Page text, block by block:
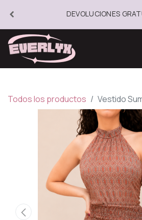
DEVOLUCIONES
Todos los productos Vestido